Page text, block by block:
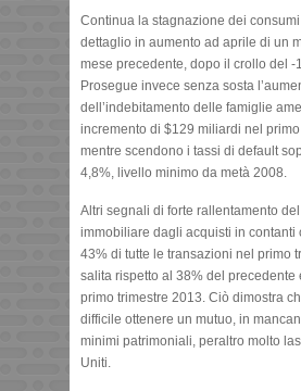
Continua la stagnazione dei
dettaglio in aumento ad aprile di un
mese precedente, dopo il crollo del -
Prosegue invece senza sosta
dell’indebitamento delle famiglie
incremento di $129 miliardi nel primo
mentre scendono i tassi di default
4,8%, livello minimo da metà 2008.
Altri segnali di forte rallentamento
immobiliare dagli acquisti in contanti
43% di tutte le transazioni nel primo
salita rispetto al 38% del precedente
primo trimestre 2013. Ciò dimostra
difficile ottenere un mutuo, in
minimi patrimoniali, peraltro molto
Uniti.